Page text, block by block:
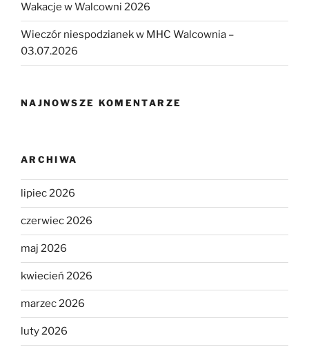
Wakacje w Walcowni 2026
Wieczór niespodzianek w MHC Walcownia –
03.07.2026
NAJNOWSZE KOMENTARZE
ARCHIWA
lipiec 2026
czerwiec 2026
maj 2026
kwiecień 2026
marzec 2026
luty 2026